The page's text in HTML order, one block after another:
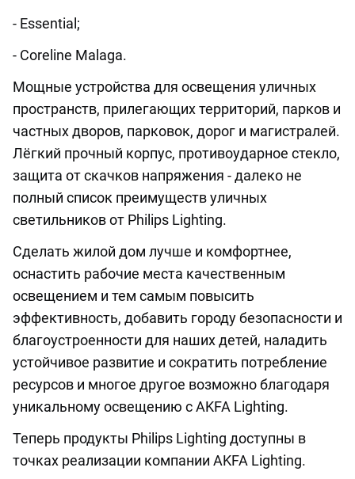
- Essential;
- Coreline Malaga.
Мощные устройства для освещения уличных
пространств, прилегающих территорий, парков и
частных дворов, парковок, дорог и магистралей.
Лёгкий прочный корпус, противоударное стекло,
защита от скачков напряжения - далеко не
полный список преимуществ уличных
светильников от Philips Lighting.
Сделать жилой дом лучше и комфортнее,
оснастить рабочие места качественным
освещением и тем самым повысить
эффективность, добавить городу безопасности и
благоустроенности для наших детей, наладить
устойчивое развитие и сократить потребление
ресурсов и многое другое возможно благодаря
уникальному освещению с AKFA Lighting.
Теперь продукты Philips Lighting доступны в
точках реализации компании AKFA Lighting.